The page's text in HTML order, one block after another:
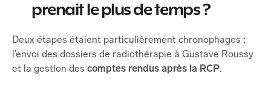
prenait le plus de temps ?
Deux étapes étaient particulièrement chronophages :
l’envoi des dossiers de radiothérapie à Gustave Roussy
et la gestion des comptes rendus après la RCP.